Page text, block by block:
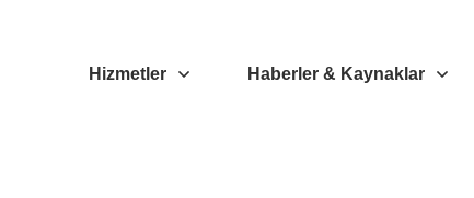
Hizmetler Haberler & Kaynaklar